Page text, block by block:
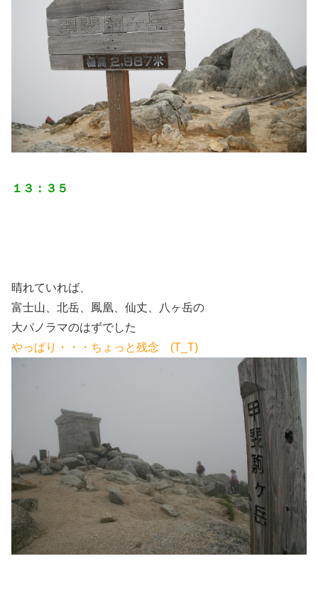
１３：３５
晴れていれば、
富士山、北岳、鳳凰、仙丈、八ヶ岳の
大パノラマのはずでした
やっぱり・・・ちょっと残念 (T_T)